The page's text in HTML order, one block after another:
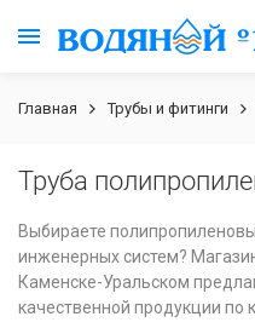
Главная Трубы и фитинги
Труба
Выбираете
инженерных систем?
Каменске-Уральском
качественной продукции по